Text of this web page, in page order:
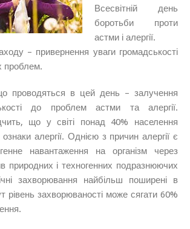
Всесвітній день
боротьби проти
астми і алергії.
– привернення уваги громадськості
проблем.
проводяться в цей день – залучення
до проблем астми та алергії.
що у світі понад 40% населення
алергії. Однією з причин алергії є
навантаження на організм через
природних і техногенних подразнюючих
захворювання найбільш поширені в
рівень захворюваності може сягати 60%